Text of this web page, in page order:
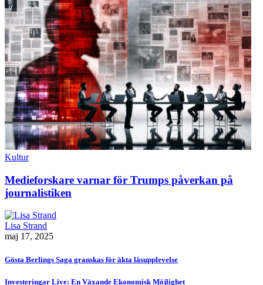
Kultur
Medieforskare varnar för Trumps påverkan på
journalistiken
Lisa Strand
maj 17, 2025
Gösta Berlings Saga granskas för äkta läsupplevelse
Investeringar Live: En Växande Ekonomisk Möjlighet